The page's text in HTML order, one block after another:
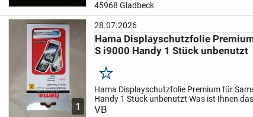
45968 Gladbeck
1
28.07.2026
Hama Displayschutzfolie
S i9000 Handy 1 Stück unbenutzt
Merken
Hama Displayschutzfolie Premium für
Handy 1 Stück unbenutztWas ist Ihnen
Sie einen Preisvorschlag!
VB